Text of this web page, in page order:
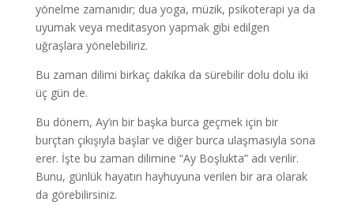
yönelme zamanıdır; dua yoga, müzik, psikoterapi ya da
uyumak veya meditasyon yapmak gibi edilgen
uğraşlara yönelebiliriz.
Bu zaman dilimi birkaç dakika da sürebilir dolu dolu iki
üç gün de.
Bu dönem, Ay’ın bir başka burca geçmek için bir
burçtan çıkışıyla başlar ve diğer burca ulaşmasıyla sona
erer. İşte bu zaman dilimine “Ay Boşlukta” adı verilir.
Bunu, günlük hayatın hayhuyuna verilen bir ara olarak
da görebilirsiniz.